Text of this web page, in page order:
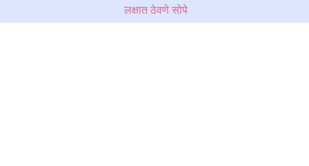
लक्षात ठेवणे सोपे